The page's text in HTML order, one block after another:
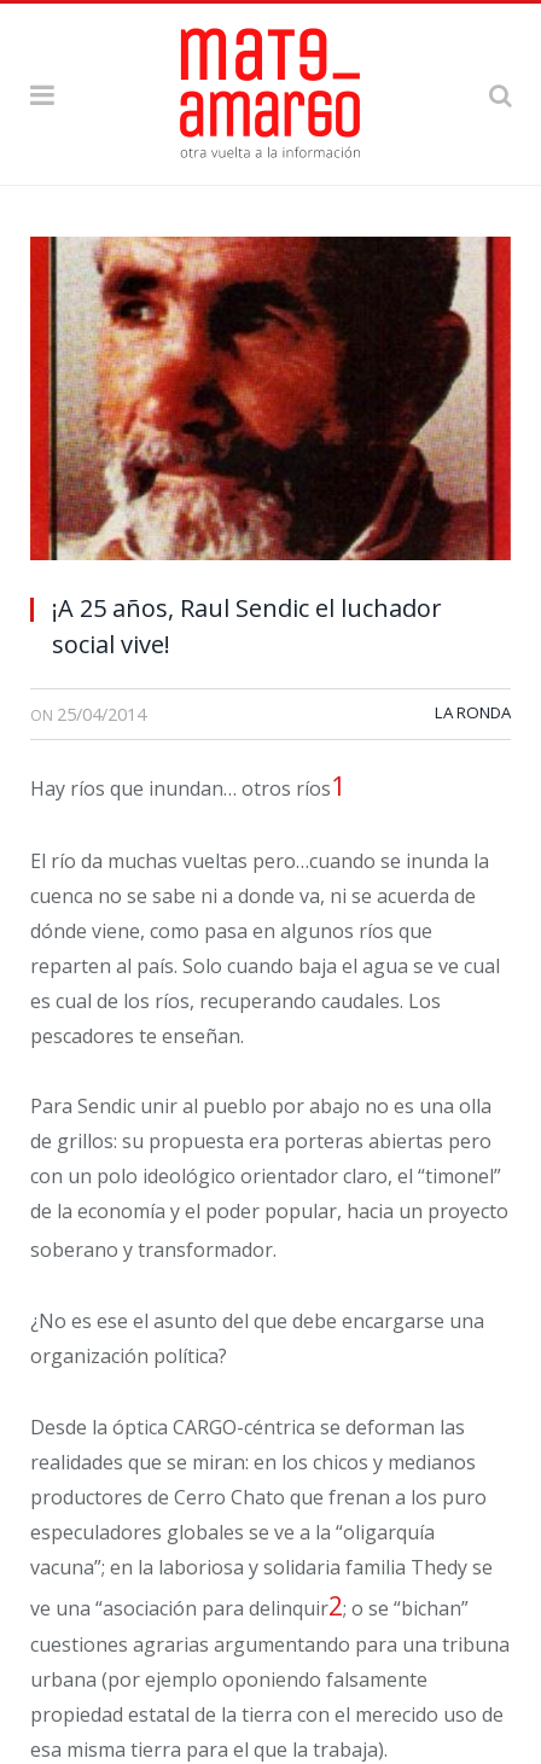
¡A 25 años, Raul Sendic el luchador
social vive!
ON 25/04/2014 LA RONDA
Hay ríos que inundan… otros ríos1
El río da muchas vueltas pero…cuando se inunda la
cuenca no se sabe ni a donde va, ni se acuerda de
dónde viene, como pasa en algunos ríos que
reparten al país. Solo cuando baja el agua se ve cual
es cual de los ríos, recuperando caudales. Los
pescadores te enseñan.
Para Sendic unir al pueblo por abajo no es una olla
de grillos: su propuesta era porteras abiertas pero
con un polo ideológico orientador claro, el “timonel”
de la economía y el poder popular, hacia un proyecto
soberano y transformador.
¿No es ese el asunto del que debe encargarse una
organización política?
Desde la óptica CARGO-céntrica se deforman las
realidades que se miran: en los chicos y medianos
productores de Cerro Chato que frenan a los puro
especuladores globales se ve a la “oligarquía
vacuna”; en la laboriosa y solidaria familia Thedy se
ve una “asociación para delinquir2; o se “bichan”
cuestiones agrarias argumentando para una tribuna
urbana (por ejemplo oponiendo falsamente
propiedad estatal de la tierra con el merecido uso de
esa misma tierra para el que la trabaja).